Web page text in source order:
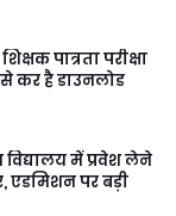
पात्रता परीक्षा
कर है डाउनलोड
विद्यालय में प्रवेश लेने
एडमिशन पर बड़ी